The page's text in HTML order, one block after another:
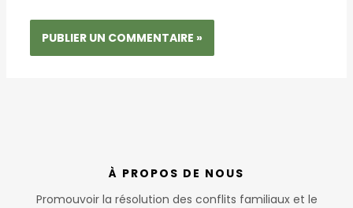
À PROPOS DE NOUS
Promouvoir la résolution des conflits familiaux et le